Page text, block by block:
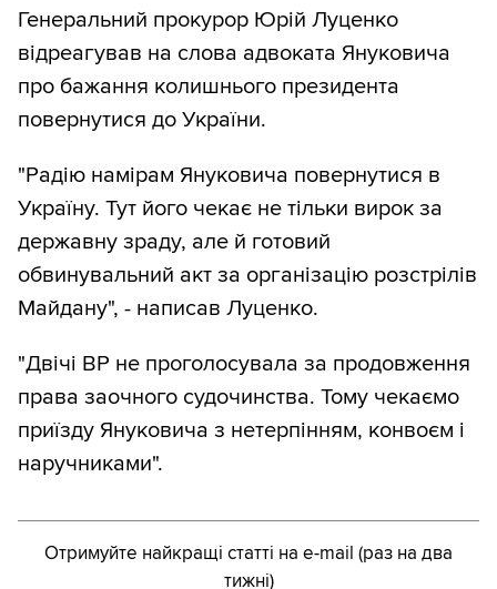
Генеральний прокурор Юрій Луценко
відреагував на слова адвоката Януковича
про бажання колишнього президента
повернутися до України.
"Радію намірам Януковича повернутися в
Україну. Тут його чекає не тільки вирок за
державну зраду, але й готовий
обвинувальний акт за організацію розстрілів
Майдану", - написав Луценко.
"Двічі ВР не проголосувала за продовження
права заочного судочинства. Тому чекаємо
приїзду Януковича з нетерпінням, конвоєм і
наручниками".
Отримуйте найкращі статті на e-mail (раз на два
тижні)